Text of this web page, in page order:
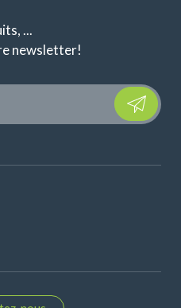
...
newsletter!
Please